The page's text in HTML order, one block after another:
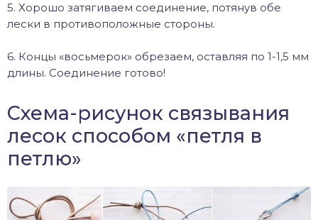
5. Хорошо затягиваем соединение, потянув обе
лески в противоположные стороны.
6. Концы «восьмерок» обрезаем, оставляя по 1-1,5 мм
длины. Соединение готово!
Схема-рисунок связывания
лесок способом «петля в
петлю»